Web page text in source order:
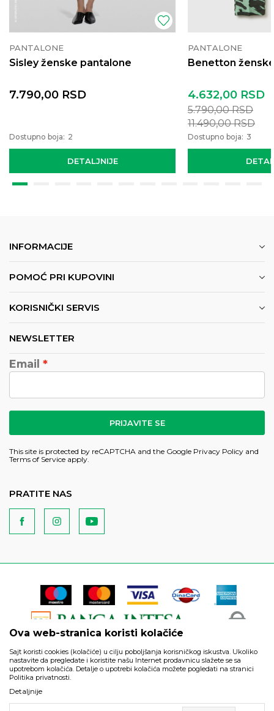
PANTALONE
Sisley ženske pantalone
DETALJNIJE
7.790,00 RSD
Dostupno boja: 2
PANTALONE
Benetton
4.632,00 RSD
5.790,00RSD
11.490,00RSD
Dostupno boja: 3
INFORMACIJE
POMOĆ PRI KUPOVINI
KORISNIČKI SERVIS
NEWSLETTER
Email
PRIJAVITE SE
This site is protected by reCAPTCHA and the Google Privacy Policy and
Terms of Service apply.
PRATITE NAS
artikli prikazani na sajtu su deo naše ponude i ne podrazumeva
da su dostupni u svakom trenutku.
Ova web-stranica koristi kolačiće
Sajt koristi cookies (kolačiće) u cilju poboljšanja korisničkog iskustva. Ukoliko
nastavite da pregledate i koristite našu Internet prodavnicu slažete se sa
upotrebom kolačića. Detalje o upotrebi kolačića možete pogledati na stranici
Politika privatnosti.
Detaljnije